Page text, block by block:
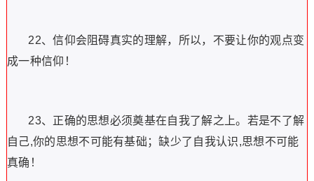
22、信仰会阻碍真实的理解，所以，不要让你的观点变
成一种信仰！
23、正确的思想必须奠基在自我了解之上。若是不了解
自己,你的思想不可能有基础；缺少了自我认识,思想不可能
真确！